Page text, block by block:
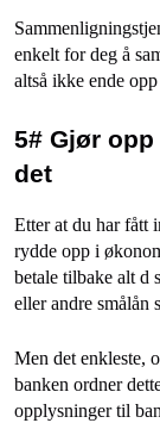
enkelt for deg å
altså ikke ende
5# Gjør
det
Etter at du har fått
rydde opp i
betale tilbake alt d
eller andre smålån
Men det enkleste,
banken ordner
opplysninger til